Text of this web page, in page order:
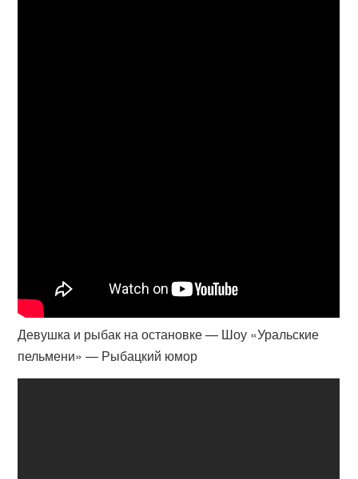
Девушка и рыбак на остановке — Шоу «Уральские
пельмени» — Рыбацкий юмор